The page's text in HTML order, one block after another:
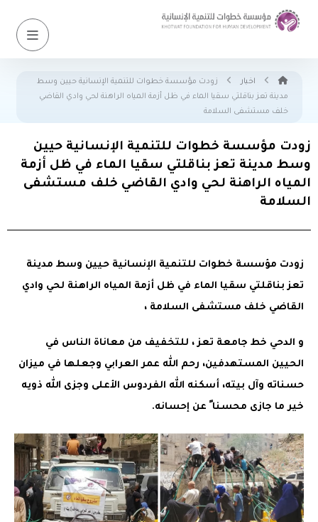
اخبار
زودت مؤسسة خطوات للتنمية الإنسانية حيين وسط
مدينة تعز بناقلتي سقيا الماء في ظل أزمة المياه الراهنة لحي وادي القاضي
خلف مستشفى السلامة
زودت مؤسسة خطوات للتنمية الإنسانية حيين
وسط مدينة تعز بناقلتي سقيا الماء في ظل أزمة
المياه الراهنة لحي وادي القاضي خلف مستشفى
السلامة
زودت مؤسسة خطوات للتنمية الإنسانية حيين وسط مدينة
تعز بناقلتي سقيا الماء في ظل أزمة المياه الراهنة لحي وادي
القاضي خلف مستشفى السلامة ،
و الدحي خط جامعة تعز ، للتخفيف من معاناة الناس في
الحيين المستهدفين، رحم الله عمر العرابي وجعلها في ميزان
حسناته وآل بيته، أسكنه الله الفردوس الأعلى وجزى الله ذويه
خير ما جازى محسنا ً عن إحسانه.